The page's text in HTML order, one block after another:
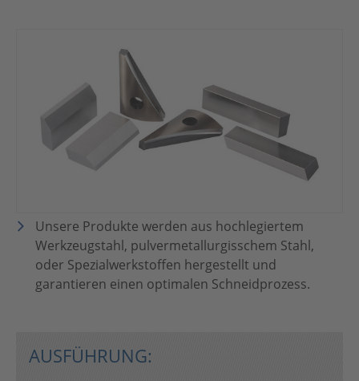
Unsere Produkte werden aus hochlegiertem
Werkzeugstahl, pulvermetallurgisschem Stahl,
oder Spezialwerkstoffen hergestellt und
garantieren einen optimalen Schneidprozess.
AUSFÜHRUNG: